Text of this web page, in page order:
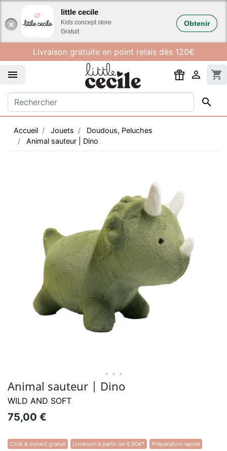
little cecile
Kids concept store
Gratuit
Obtenir
Livraison gratuite en point relais dès 120€
  shopping_cart

Accueil Jouets
Doudous, Peluches
Animal sauteur | Dino
• • •
Animal sauteur | Dino
WILD AND SOFT
75,00 €
Click & collect gratuit Livraison à partir de 6,90€* Préparation rapide